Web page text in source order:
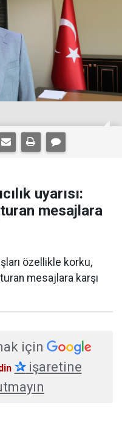
uyarısı:
mesajlara
özellikle korku,
mesajlara karşı
için
✰işaretine